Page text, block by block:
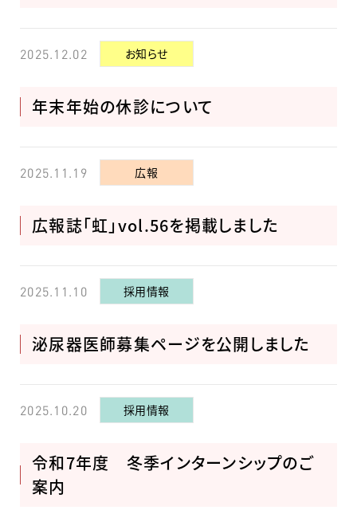
2025.12.02 お知らせ
年末年始の休診について
2025.11.19 広報
広報誌「虹」vol.56を掲載しました
2025.11.10 採用情報
泌尿器医師募集ページを公開しました
2025.10.20 採用情報
令和7年度 冬季インターンシップのご
案内